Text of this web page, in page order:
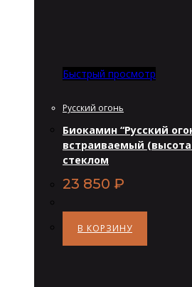
Быстрый просмотр
Русский огонь
Биокамин “Русский
встраиваемый
стеклом
23 850 ₽
В КОРЗИНУ